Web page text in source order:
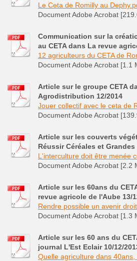
Le Ceta de Romilly au
Document Adobe Acrobat
Communication sur la
au CETA dans La revue
12 agriculteurs du CETA de
Document Adobe Acrobat [1.1
Article sur le groupe CETA
Agrodistribution 12/2014
Jouer collectif avec le ceta de
Document Adobe Acrobat
Article sur les couverts
Réussir Céréales et
L'interculture doit être menée
Document Adobe Acrobat [2.2
Article sur les 60ans du
revue agricole de l'Aube 13/
Rendre possible un avenir
Document Adobe Acrobat [1.3
Article sur les 60 ans du
journal L'Est Eclair 10/12/
Quelle agriculture dans 40ans,